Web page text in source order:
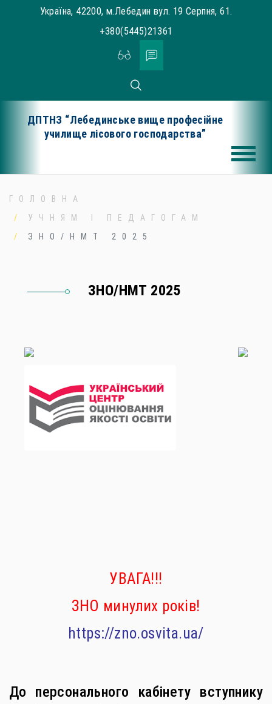
Україна, 42200, м.Лебедин вул. 19 Серпня, 61.
+380(5445)21361
ДПТНЗ “Лебединське вище професійне
училище лісового господарства”
ГОЛОВНА
УЧНЯМ І ПЕДАГОГАМ
ЗНО/НМТ 2025
ЗНО/НМТ 2025
УВАГА!!!
ЗНО минулих років!
https://zno.osvita.ua/
До персонального кабінету вступнику